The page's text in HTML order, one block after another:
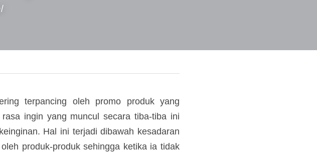
terpancing oleh promo produk yang
ingin yang muncul secara tiba-tiba ini
Hal ini terjadi dibawah kesadaran
oleh produk-produk sehingga ketika ia